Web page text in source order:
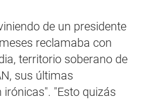
de un presidente
reclamaba con
territorio soberano de
sus últimas
"Esto quizás